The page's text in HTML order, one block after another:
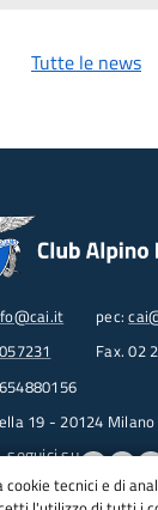
Tutte le news
pec:
Fax. 02
19 - 20124 Milano
seguici su
tecnici e di